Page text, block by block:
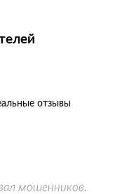
отзывы
мошенников.